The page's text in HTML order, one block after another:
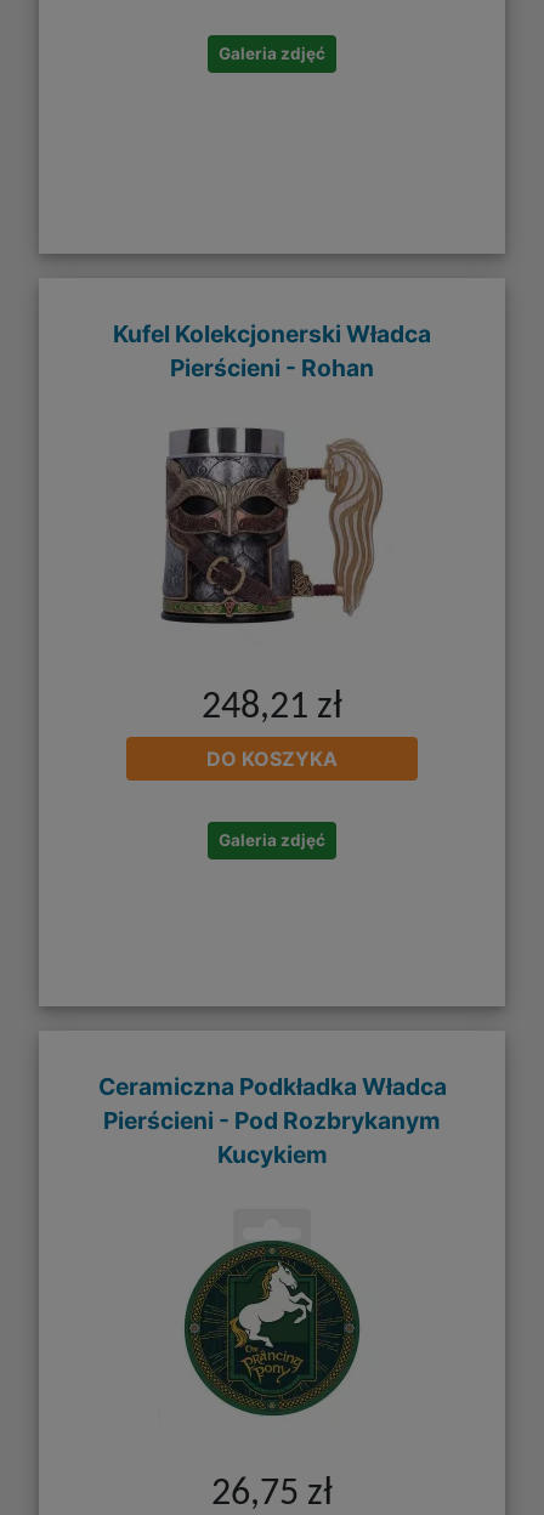
Galeria zdjęć
Kufel Kolekcjonerski Władca
Pierścieni - Rohan
248,21 zł
DO KOSZYKA
Galeria zdjęć
Ceramiczna Podkładka Władca
Pierścieni - Pod Rozbrykanym
Kucykiem
26,75 zł